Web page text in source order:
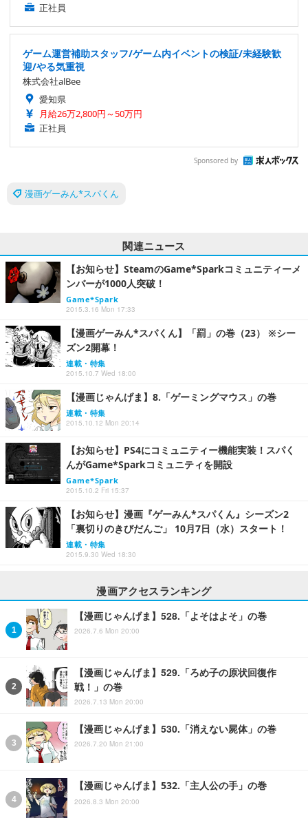
正社員
ゲーム運営補助スタッフ/ゲーム内イベントの検証/未経験歓
迎/やる気重視
株式会社alBee
愛知県
月給26万2,800円～50万円
正社員
Sponsored by
漫画ゲーみん*スパくん
関連ニュース
【お知らせ】SteamのGame*Sparkコミュニティーメ
ンバーが1000人突破！
Game*Spark
2015.3.16 Mon 17:33
【漫画ゲーみん*スパくん】「罰」の巻（23） ※シー
ズン2開幕！
連載・特集
2015.10.7 Wed 18:00
【漫画じゃんげま】8.「ゲーミングマウス」の巻
連載・特集
2015.10.12 Mon 20:14
【お知らせ】PS4にコミュニティー機能実装！スパく
んがGame*Sparkコミュニティを開設
Game*Spark
2015.10.2 Fri 15:37
【お知らせ】漫画『ゲーみん*スパくん』シーズン2
「裏切りのきびだんご」 10月7日（水）スタート！
連載・特集
2015.9.30 Wed 18:30
漫画アクセスランキング
【漫画じゃんげま】528.「よそはよそ」の巻
2026.7.6 Mon 20:00
【漫画じゃんげま】529.「ろめ子の原状回復作
戦！」の巻
2026.7.13 Mon 20:00
【漫画じゃんげま】530.「消えない屍体」の巻
2026.7.20 Mon 21:00
【漫画じゃんげま】532.「主人公の手」の巻
2026.8.3 Mon 20:00